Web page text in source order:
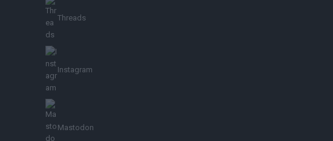
Threads
Instagram
Mastodon